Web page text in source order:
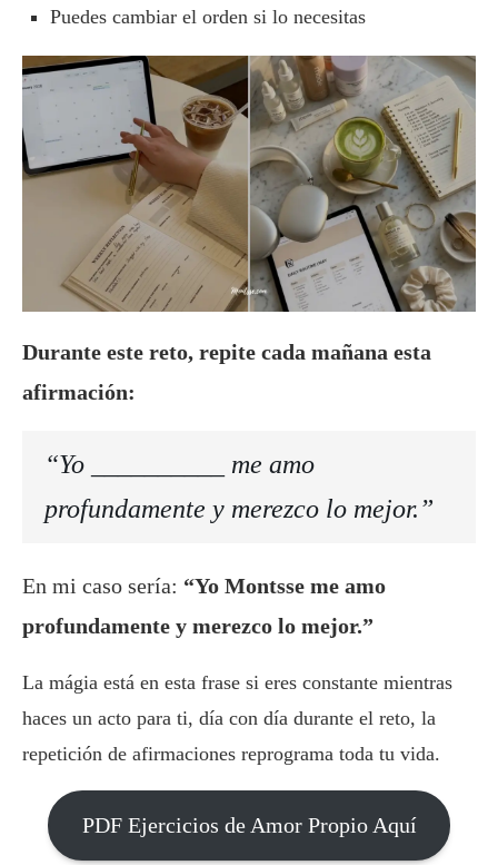
Puedes cambiar el orden si lo necesitas
Durante este reto, repite cada mañana esta
afirmación:
“Yo __________ me amo
profundamente y merezco lo mejor.”
En mi caso sería: “Yo Montsse me amo
profundamente y merezco lo mejor.”
La mágia está en esta frase si eres constante mientras
haces un acto para ti, día con día durante el reto, la
repetición de afirmaciones reprograma toda tu vida.
PDF Ejercicios de Amor Propio Aquí